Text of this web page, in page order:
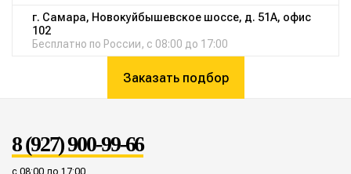
г. Самара, Новокуйбышевское шоссе, д. 51А, офис
102
Бесплатно по России, с 08:00 до 17:00
Заказать подбор
8 (927) 900-99-66
с 08:00 до 17:00